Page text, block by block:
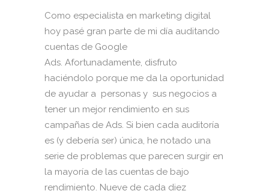
Como especialista en marketing digital
hoy pasé gran parte de mi día auditando
cuentas de Google
Ads. Afortunadamente, disfruto
haciéndolo porque me da la oportunidad
de ayudar a personas y sus negocios a
tener un mejor rendimiento en sus
campañas de Ads. Si bien cada auditoría
es (y debería ser) única, he notado una
serie de problemas que parecen surgir en
la mayoría de las cuentas de bajo
rendimiento. Nueve de cada diez